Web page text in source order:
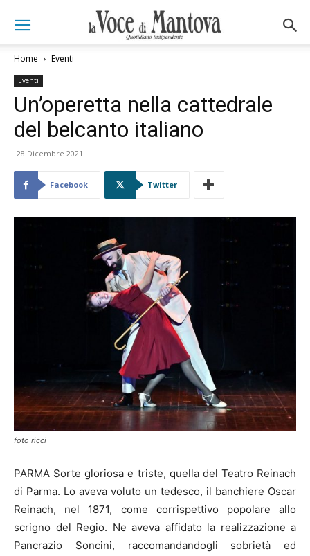
Home Eventi
Eventi
Un’operetta nella cattedrale
del belcanto italiano
28 Dicembre 2021
Facebook Twitter
foto ricci
PARMA Sorte gloriosa e triste, quella del Teatro Reinach
di Parma. Lo aveva voluto un tedesco, il banchiere Oscar
Reinach, nel 1871, come corrispettivo popolare allo
scrigno del Regio. Ne aveva affidato la realizzazione a
Pancrazio Soncini, raccomandandogli sobrietà ed